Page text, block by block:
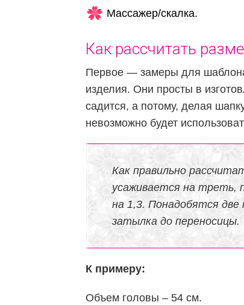
Массажер/скалка.
Как рассчитать
Первое — замеры для
изделия. Они просты в
садится, а потому, делая
невозможно будет
Как правильно
усаживается на треть,
на 1,3. Понадобятся
затылка до переносицы.
К примеру:
Объем головы – 54 см.